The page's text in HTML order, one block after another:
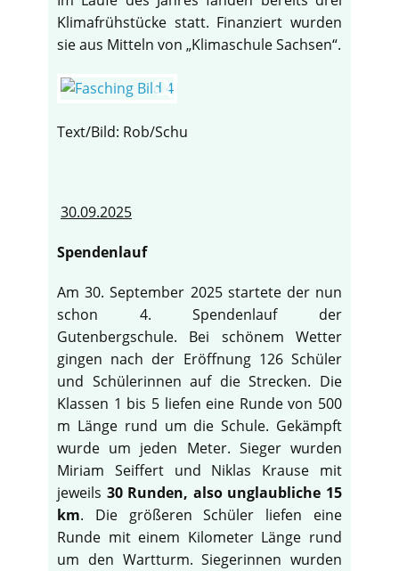
Klimafrühstücke statt. Finanziert wurden
sie aus Mitteln von „Klimaschule Sachsen“.
Text/Bild: Rob/Schu
30.09.2025
Spendenlauf
Am 30. September 2025 startete der nun
schon 4. Spendenlauf der
Gutenbergschule. Bei schönem Wetter
gingen nach der Eröffnung 126 Schüler
und Schülerinnen auf die Strecken. Die
Klassen 1 bis 5 liefen eine Runde von 500
m Länge rund um die Schule. Gekämpft
wurde um jeden Meter. Sieger wurden
Miriam Seiffert und Niklas Krause mit
jeweils 30 Runden, also unglaubliche 15
km. Die größeren Schüler liefen eine
Runde mit einem Kilometer Länge rund
um den Wartturm. Siegerinnen wurden